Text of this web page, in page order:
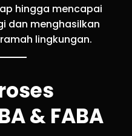
hingga mencapai
dan menghasilkan
lingkungan.
& FABA